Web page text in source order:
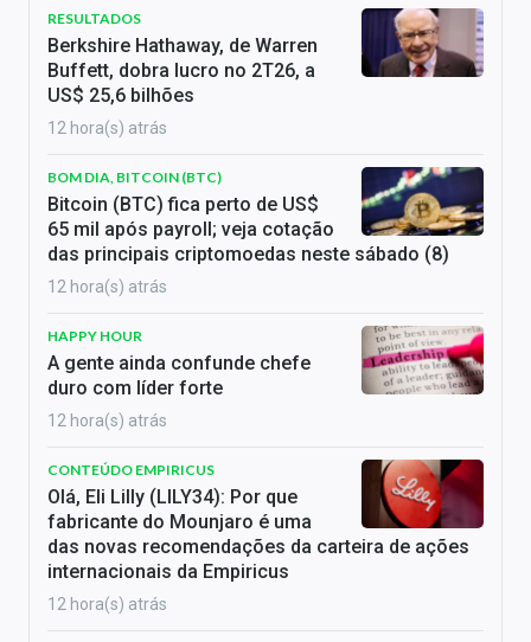
RESULTADOS
Berkshire Hathaway, de Warren
Buffett, dobra lucro no 2T26, a
US$ 25,6 bilhões
12 hora(s) atrás
BOM DIA, BITCOIN (BTC)
Bitcoin (BTC) fica perto de US$
65 mil após payroll; veja cotação
das principais criptomoedas neste sábado (8)
12 hora(s) atrás
HAPPY HOUR
A gente ainda confunde chefe
duro com líder forte
12 hora(s) atrás
CONTEÚDO EMPIRICUS
Olá, Eli Lilly (LILY34): Por que
fabricante do Mounjaro é uma
das novas recomendações da carteira de ações
internacionais da Empiricus
12 hora(s) atrás